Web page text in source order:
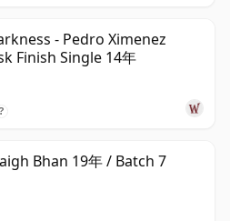
- Pedro Ximenez
Finish Single 14年
Bhan 19年 / Batch 7